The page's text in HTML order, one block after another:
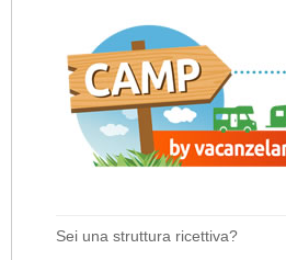
Sei una struttura ricettiva?